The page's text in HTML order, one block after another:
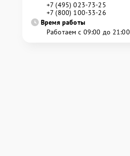
+7 (495) 023-73-25
+7 (800) 100-33-26
Время работы
Работаем с 09:00 до 21:00